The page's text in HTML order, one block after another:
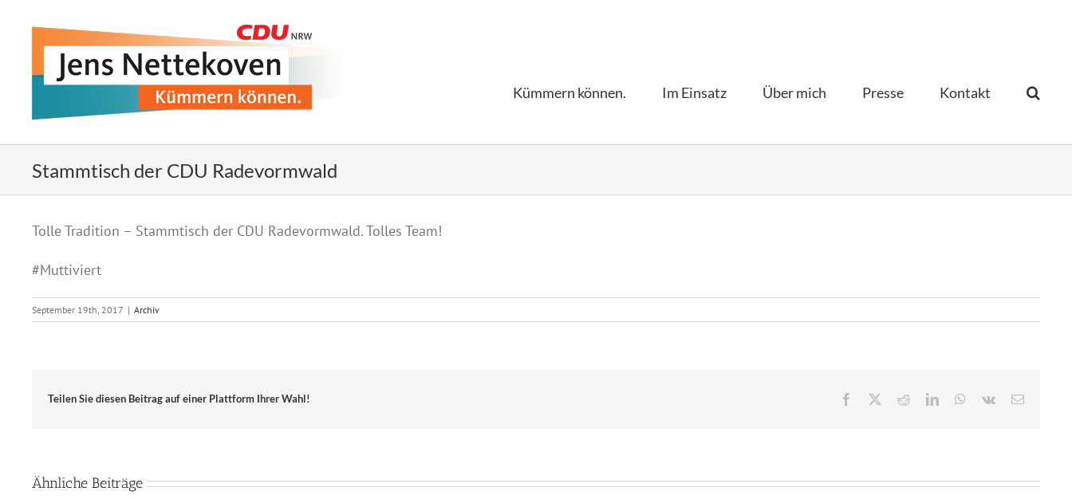
Kümmern können. Im Einsatz Über mich Presse Kontakt­
Stammtisch der CDU Radevormwald
grösseres
Bild
Tolle Tradition – Stammtisch der CDU Radevormwald. Tolles Team!
#Muttiviert
September 19th, 2017 | Archiv
Teilen Sie diesen Beitrag auf einer Plattform Ihrer Wahl! Facebook RedditLinkedInWhatsApp
Vk
E-
Ähnliche Beiträge